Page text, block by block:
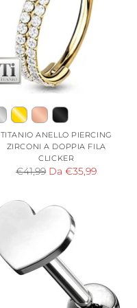
TITANIO ANELLO PIERCING
ZIRCONI A DOPPIA FILA
CLICKER
Prezzo
listino
€41,99 Da €35,99